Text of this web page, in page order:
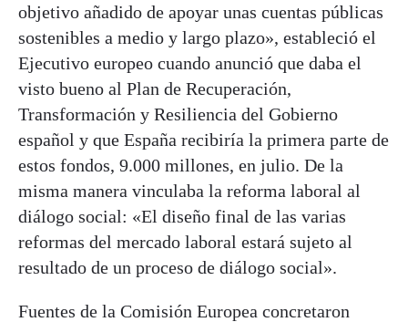
objetivo añadido de apoyar unas cuentas públicas
sostenibles a medio y largo plazo», estableció el
Ejecutivo europeo cuando anunció que daba el
visto bueno al Plan de Recuperación,
Transformación y Resiliencia del Gobierno
español y que España recibiría la primera parte de
estos fondos, 9.000 millones, en julio. De la
misma manera vinculaba la reforma laboral al
diálogo social: «El diseño final de las varias
reformas del mercado laboral estará sujeto al
resultado de un proceso de diálogo social».
Fuentes de la Comisión Europea concretaron